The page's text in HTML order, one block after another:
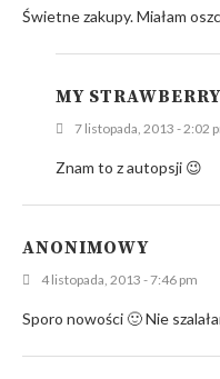
Świetne zakupy. Miałam
MY
7 listopada, 2013 - 2:02
Znam to z autopsji 😉
ANONIMOWY
4 listopada, 2013 - 7:46 pm
Sporo nowości 🙂 Nie